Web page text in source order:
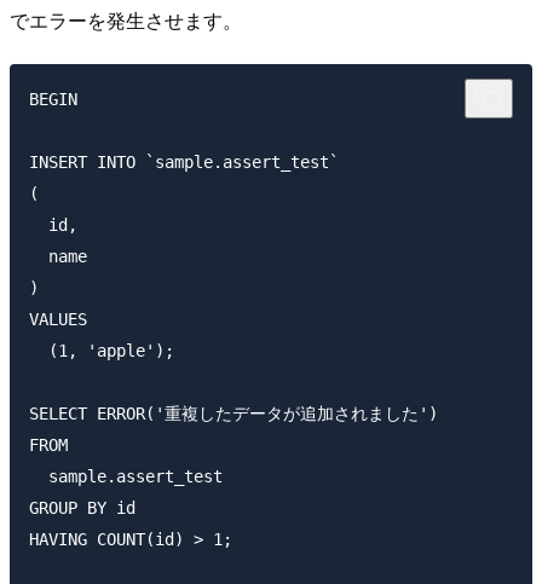
でエラーを発生させます。
BEGIN
INSERT INTO `sample.assert_test`
(
  id,
  name
)
VALUES
  (1, 'apple');
SELECT ERROR('重複したデータが追加されました')
FROM
  sample.assert_test
GROUP BY id
HAVING COUNT(id) > 1;